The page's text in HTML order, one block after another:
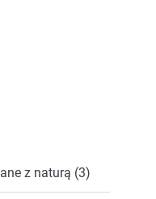
z naturą (3)